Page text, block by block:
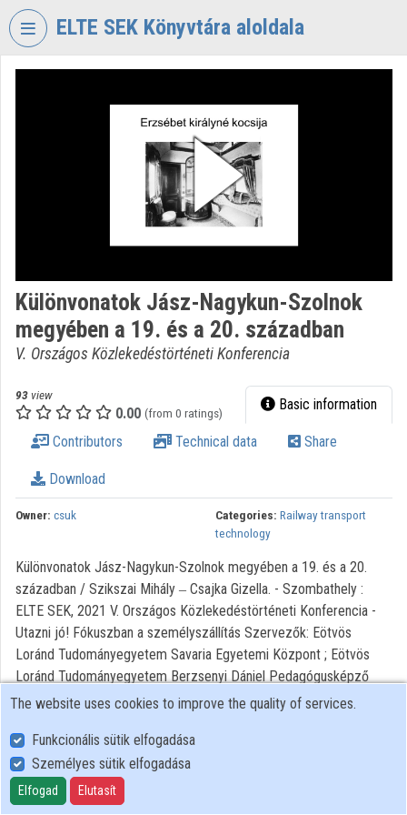
Skip header
ELTE SEK Könyvtára aloldala
Log In
Organization discovery
Contributors
Különvonatok Jász-Nagykun-Szolnok
megyében a 19. és a 20. században
V. Országos Közlekedéstörténeti Konferencia
93 view
0.00 (from 0 ratings) Basic information
Contributors Technical data Share
Download
Owner: csuk Categories: Railway transport
technology
Különvonatok Jász-Nagykun-Szolnok megyében a 19. és a 20.
században / Szikszai Mihály ‒ Csajka Gizella. - Szombathely :
ELTE SEK, 2021 V. Országos Közlekedéstörténeti Konferencia -
Utazni jó! Fókuszban a személyszállítás Szervezők: Eötvös
Loránd Tudományegyetem Savaria Egyetemi Központ ; Eötvös
Loránd Tudományegyetem Berzsenyi Dániel Pedagógusképző
Központ Történelem Tanszék ; Közlekedéstudományi Egyesület
User Policy
Adatkezelési tájékoztató (en)
Cookie Policy
The website uses cookies to improve the quality of services.
Funkcionális sütik elfogadása
Személyes sütik elfogadása
Elfogad Elutasít